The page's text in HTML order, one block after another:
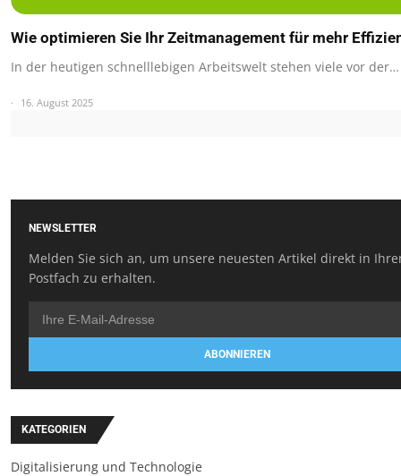
Wie optimieren Sie Ihr Zeitmanagement für mehr
In der heutigen schnelllebigen Arbeitswelt stehen viele vor der…
16. August 2025
NEWSLETTER
Melden Sie sich an, um unsere neuesten Artikel direkt in
Postfach zu erhalten.
ABONNIEREN
KATEGORIEN
Digitalisierung und Technologie